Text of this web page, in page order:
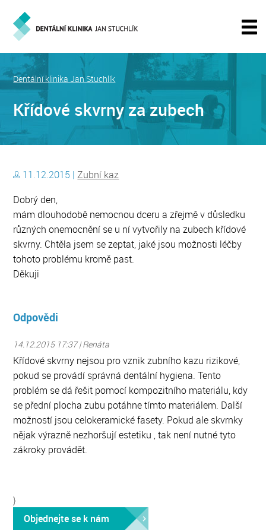
Křídové skvrny za zubech
Dentální klinika Jan Stuchlík
11.12.2015 |Zubní kaz
Dobrý den,
mám dlouhodobě nemocnou dceru a zřejmě v důsledku
různých onemocnění se u ní vytvořily na zubech křídové
skvrny. Chtěla jsem se zeptat, jaké jsou možnosti léčby
tohoto problému kromě past.
Děkuji
Odpovědi
14.12.2015 17:37 | Renáta
Křídové skvrny nejsou pro vznik zubního kazu rizikové,
pokud se provádí správná dentální hygiena. Tento
problém se dá řešit pomocí kompozitního materiálu, kdy
se přední plocha zubu potáhne tímto materiálem. Další
možností jsou celokeramické fasety. Pokud ale skvrnky
nějak výrazně nezhoršují estetiku , tak není nutné tyto
zákroky provádět.
}
Objednejte se k nám